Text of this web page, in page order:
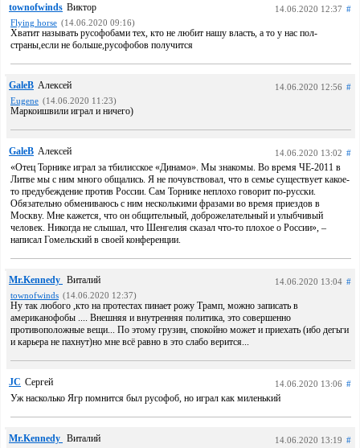
townofwinds Виктор 14.06.2020 12:37 #
Flying horse (14.06.2020 09:16)
Хватит называть русофобами тех, кто не любит нашу власть, а то у нас пол-
страны,если не больше,русофобов получится
GaleB Алексей 14.06.2020 12:56 #
Eugene (14.06.2020 11:23)
Маркоишвили играл и ничего)
GaleB Алексей 14.06.2020 13:02 #
«Отец Торнике играл за тбилисское «Динамо». Мы знакомы. Во время ЧЕ-2011 в
Литве мы с ним много общались. Я не почувствовал, что в семье существует какое-
то предубеждение против России. Сам Торнике неплохо говорит по-русски.
Обязательно обмениваюсь с ним несколькими фразами во время приездов в
Москву. Мне кажется, что он общительный, доброжелательный и улыбчивый
человек. Никогда не слышал, что Шенгелия сказал что-то плохое о России», –
написал Гомельский в своей конференции.
Mr.Kennedy Виталий 14.06.2020 13:04 #
townofwinds (14.06.2020 12:37)
Ну так любого ,кто на протестах пинает рожу Трамп, можно записать в
американофобы .... Внешняя и внутренняя политика, это совершенно
противоположные вещи... По этому грузин, спокойно может и приехать (ибо дегьги
и карьера не пахнут)но мне всё равно в это слабо верится...
JC Сергей 14.06.2020 13:06 #
Уж насколько Ягр помнится был русофоб, но играл как миленький
Mr.Kennedy Виталий 14.06.2020 13:19 #